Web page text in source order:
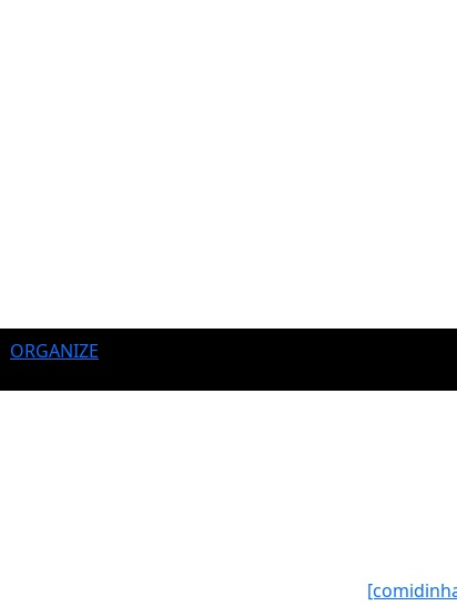
ORGANIZE